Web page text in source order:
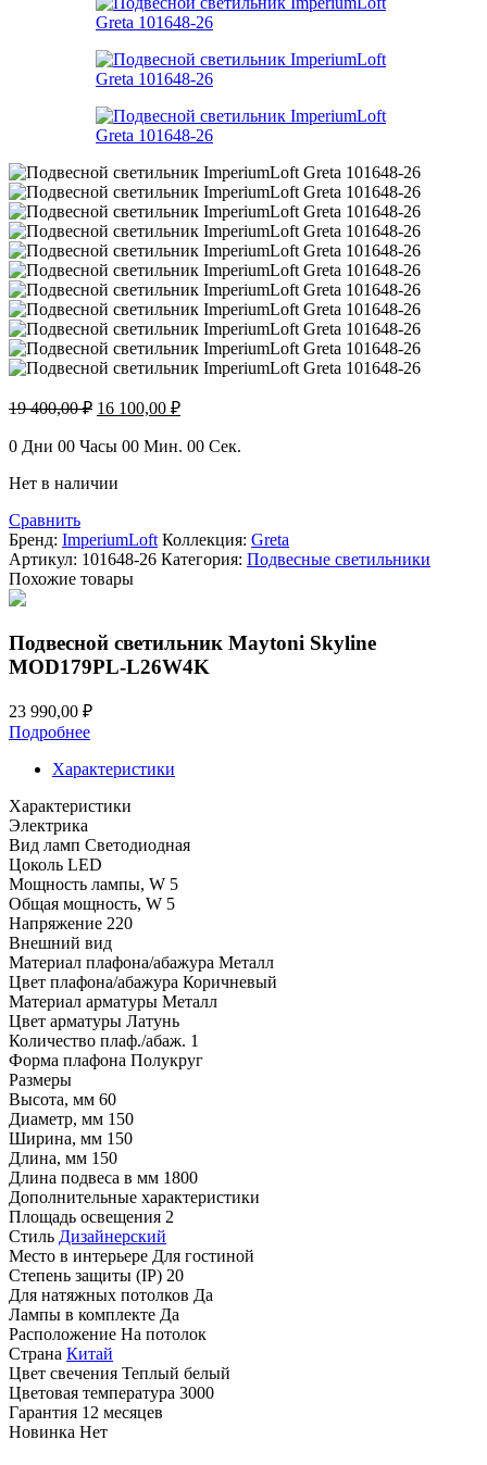
19 400,00₽ Первоначальная
составляла
400,00 ₽.
16 100,00 ₽Текущая
16
0 Дни 00 Часы 00 Мин. 00 Сек.
Нет в наличии
Сравнить
Бренд: ImperiumLoft Коллекция: Greta
Артикул: 101648-26 Категория: Подвесные светильники
Похожие товары
Подвесной светильник Maytoni Skyline
MOD179PL-L26W4K
23 990,00 ₽
Подробнее
Характеристики
Характеристики
Электрика
Вид ламп Светодиодная
Цоколь LED
Мощность лампы, W 5
Общая мощность, W 5
Напряжение 220
Внешний вид
Материал плафона/абажура Металл
Цвет плафона/абажура Коричневый
Материал арматуры Металл
Цвет арматуры Латунь
Количество плаф./абаж. 1
Форма плафона Полукруг
Размеры
Высота, мм 60
Диаметр, мм 150
Ширина, мм 150
Длина, мм 150
Длина подвеса в мм 1800
Дополнительные характеристики
Площадь освещения 2
Стиль Дизайнерский
Место в интерьере Для гостиной
Степень защиты (IP) 20
Для натяжных потолков Да
Лампы в комплекте Да
Расположение На потолок
Страна Китай
Цвет свечения Теплый белый
Цветовая температура 3000
Гарантия 12 месяцев
Новинка Нет